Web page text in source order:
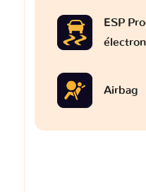
ESP
Airbag